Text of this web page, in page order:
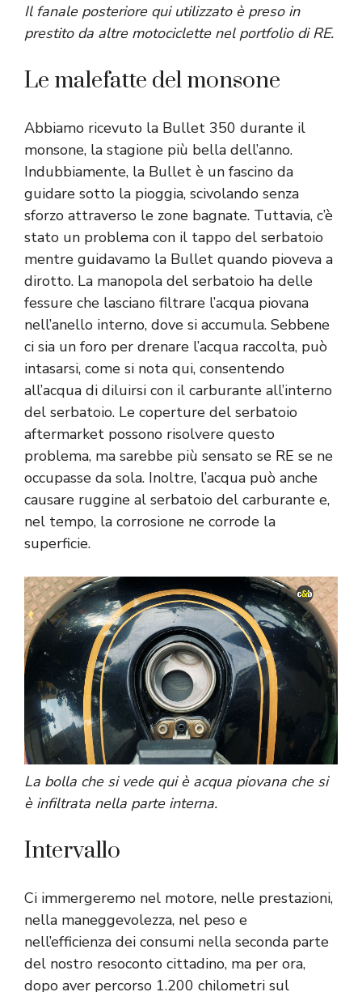
Il fanale posteriore qui utilizzato è preso in
prestito da altre motociclette nel portfolio di RE.
Le malefatte del monsone
Abbiamo ricevuto la Bullet 350 durante il
monsone, la stagione più bella dell’anno.
Indubbiamente, la Bullet è un fascino da
guidare sotto la pioggia, scivolando senza
sforzo attraverso le zone bagnate. Tuttavia, c’è
stato un problema con il tappo del serbatoio
mentre guidavamo la Bullet quando pioveva a
dirotto. La manopola del serbatoio ha delle
fessure che lasciano filtrare l’acqua piovana
nell’anello interno, dove si accumula. Sebbene
ci sia un foro per drenare l’acqua raccolta, può
intasarsi, come si nota qui, consentendo
all’acqua di diluirsi con il carburante all’interno
del serbatoio. Le coperture del serbatoio
aftermarket possono risolvere questo
problema, ma sarebbe più sensato se RE se ne
occupasse da sola. Inoltre, l’acqua può anche
causare ruggine al serbatoio del carburante e,
nel tempo, la corrosione ne corrode la
superficie.
La bolla che si vede qui è acqua piovana che si
è infiltrata nella parte interna.
Intervallo
Ci immergeremo nel motore, nelle prestazioni,
nella maneggevolezza, nel peso e
nell’efficienza dei consumi nella seconda parte
del nostro resoconto cittadino, ma per ora,
dopo aver percorso 1.200 chilometri sul